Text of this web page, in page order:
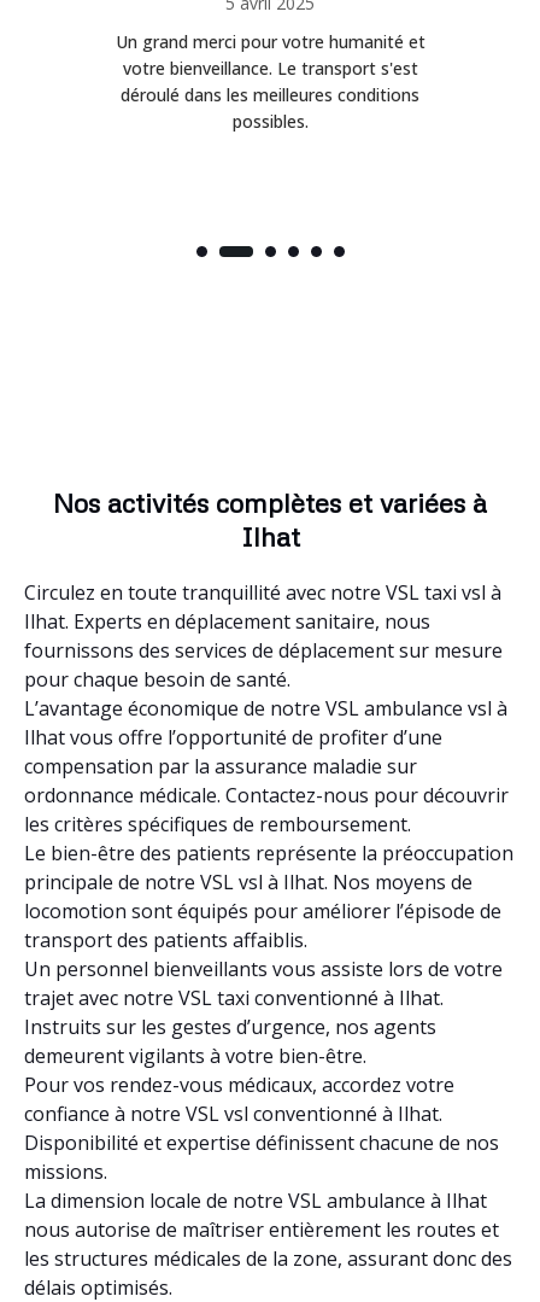
Un grand merci pour votre humanité et
votre bienveillance. Le transport s'est
déroulé dans les meilleures conditions
possibles.
Nos activités complètes et variées à
Ilhat
Circulez en toute tranquillité avec notre VSL taxi vsl à
Ilhat. Experts en déplacement sanitaire, nous
fournissons des services de déplacement sur mesure
pour chaque besoin de santé.
L’avantage économique de notre VSL ambulance vsl à
Ilhat vous offre l’opportunité de profiter d’une
compensation par la assurance maladie sur
ordonnance médicale. Contactez-nous pour découvrir
les critères spécifiques de remboursement.
Le bien-être des patients représente la préoccupation
principale de notre VSL vsl à Ilhat. Nos moyens de
locomotion sont équipés pour améliorer l’épisode de
transport des patients affaiblis.
Un personnel bienveillants vous assiste lors de votre
trajet avec notre VSL taxi conventionné à Ilhat.
Instruits sur les gestes d’urgence, nos agents
demeurent vigilants à votre bien-être.
Pour vos rendez-vous médicaux, accordez votre
confiance à notre VSL vsl conventionné à Ilhat.
Disponibilité et expertise définissent chacune de nos
missions.
La dimension locale de notre VSL ambulance à Ilhat
nous autorise de maîtriser entièrement les routes et
les structures médicales de la zone, assurant donc des
délais optimisés.